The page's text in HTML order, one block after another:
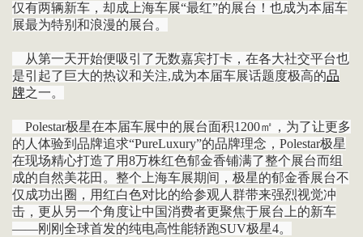
仅有两辆新车，却成上海车展“最红”的展台！也成为本届车
展最为特别和浪漫的展台。
从第一天开始便吸引了无数嘉宾打卡，在各大社交平台也
是引起了巨大的热议和关注,成为本届车展话题度极高的品
牌之一。
Polestar极星在本届车展中的展台面积1200㎡，为了让更多
的人体验到品牌追求“PureLuxury”的品牌理念，Polestar极星
在现场精心打造了用8万株红色郁金香铺满了整个展台而组
成的自然美花田。整个上海车展期间，极星的郁金香展台不
仅成功出圈，用红白色对比的给参观人群带来强烈视觉冲
击，更从另一个角度让中国消费者更聚焦于展台上的新车
——刚刚全球首发的纯电高性能轿跑SUV极星4。